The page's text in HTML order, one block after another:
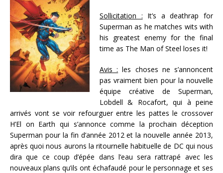
Sollicitation : It’s a deathrap for
Superman as he matches wits with
his greatest enemy for the final
time as The Man of Steel loses it!
Avis : les choses ne s’annoncent
pas vraiment bien pour la nouvelle
équipe créative de Superman,
Lobdell & Rocafort, qui à peine
arrivés vont se voir refourguer entre les pattes le crossover
H’El on Earth qui s’annonce comme la prochain déception
Superman pour la fin d’année 2012 et la nouvelle année 2013,
après quoi nous aurons la ritournelle habituelle de DC qui nous
dira que ce coup d’épée dans l’eau sera rattrapé avec les
nouveaux plans qu’ils ont échafaudé pour le personnage et ses